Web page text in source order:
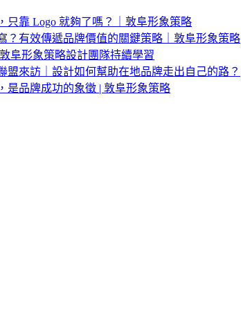
只靠 Logo 就夠了嗎？｜敦阜形象策略
？有效傳遞品牌價值的關鍵策略｜敦阜形象策略
阜形象策略設計團隊持續學習
盟來訪｜設計如何幫助在地品牌走出自己的路？
是品牌成功的象徵 | 敦阜形象策略